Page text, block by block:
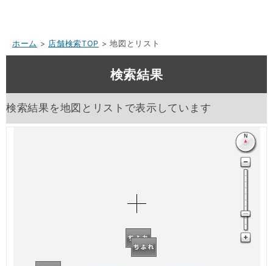
ホーム > 店舗検索TOP > 地図とリスト
検索結果
検索結果を地図とリストで表示しています